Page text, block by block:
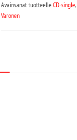
Avainsanat tuotteelleCD-single,
Varonen